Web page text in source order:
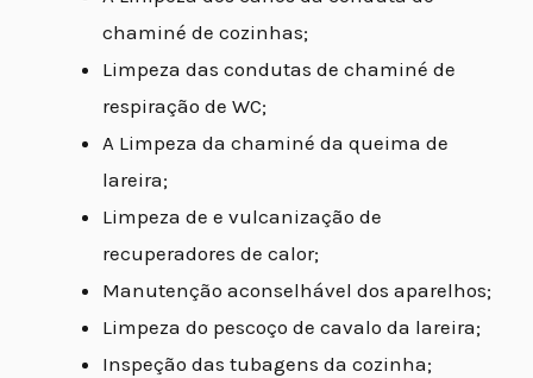
chaminé de cozinhas;
Limpeza das condutas de chaminé de
respiração de WC;
A Limpeza da chaminé da queima de
lareira;
Limpeza de e vulcanização de
recuperadores de calor;
Manutenção aconselhável dos aparelhos;
Limpeza do pescoço de cavalo da lareira;
Inspeção das tubagens da cozinha;